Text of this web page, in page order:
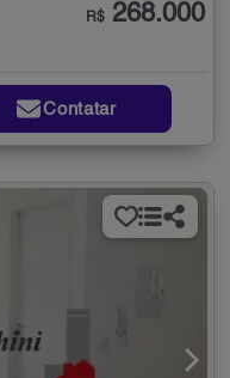
R$ 268.000
Contatar